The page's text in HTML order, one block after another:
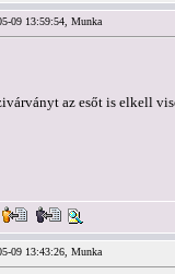
09 13:59:54, Munka
az esőt is elkell
09 13:43:26, Munka